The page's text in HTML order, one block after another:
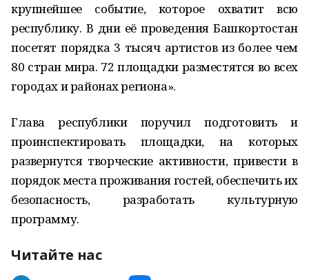
крупнейшее событие, которое охватит всю
республику. В дни её проведения Башкортостан
посетят порядка 3 тысяч артистов из более чем
80 стран мира. 72 площадки разместятся во всех
городах и районах региона».
Глава республики поручил подготовить и
проинспектировать площадки, на которых
развернутся творческие активности, привести в
порядок места проживания гостей, обеспечить их
безопасность, разработать культурную
программу.
Читайте нас